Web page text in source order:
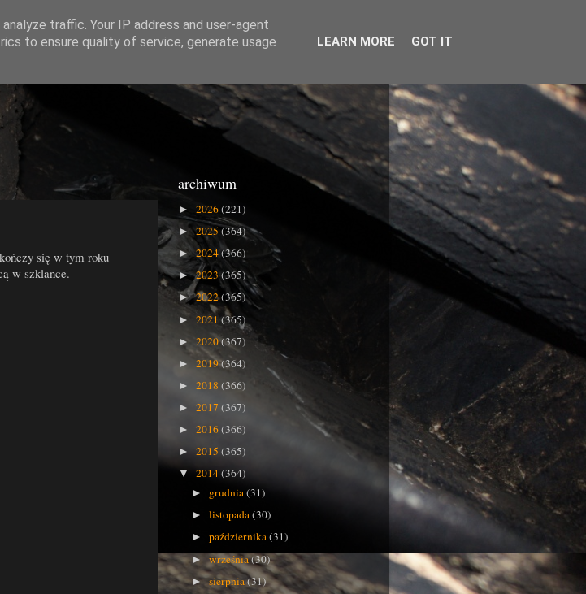
się w tym roku
w szklance.
archiwum
► 2026(221)
►2025(364)
► 2024(366)
►2023(365)
►2022(365)
► 2021(365)
► 2020(367)
► 2019(364)
► 2018 (366)
► 2017 (367)
► 2016(366)
► 2015 (365)
▼ 2014(364)
► grudnia(31)
►listopada(30)
►października(31)
►września(30)
►sierpnia(31)
traffic. Your IP address and user-agent
to ensure quality of service, generate usage
LEARN MORE GOT IT